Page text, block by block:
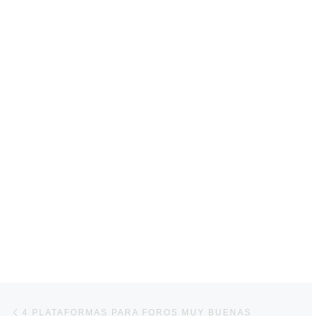
Navegación de entradas
4 PLATAFORMAS PARA FOROS MUY BUENAS